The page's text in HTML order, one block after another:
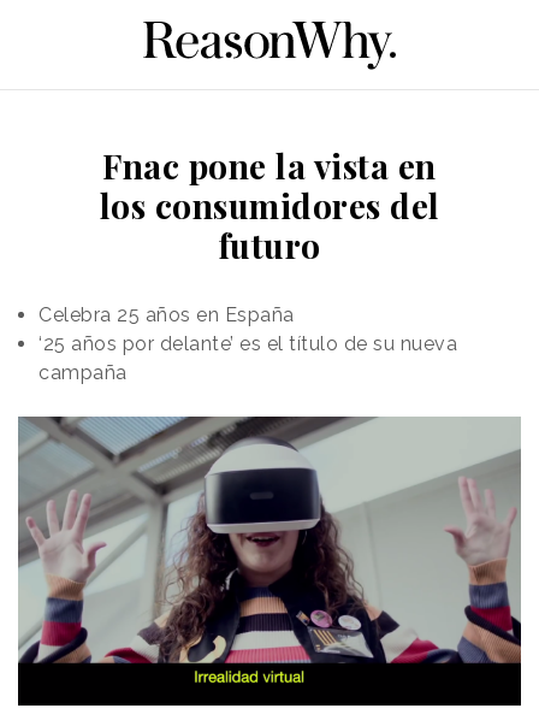
Fnac pone la vista en
los consumidores del
futuro
Celebra 25 años en España
‘25 años por delante’ es el título de su nueva
campaña